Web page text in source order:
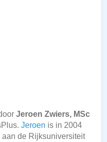
Jeroen Zwiers, MSc
Jeroen is in 2004
de Rijksuniversiteit